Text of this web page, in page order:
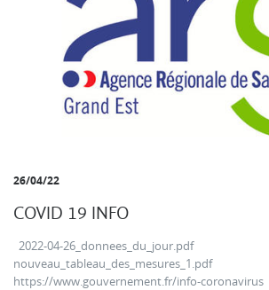
26/04/22
COVID 19 INFO
2022-04-26_donnees_du_jour.pdf
nouveau_tableau_des_mesures_1.pdf
https://www.gouvernement.fr/info-coronavirus